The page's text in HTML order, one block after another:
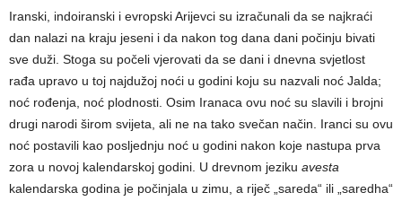
Iranski, indoiranski i evropski Arijevci su izračunali da se najkraći
dan nalazi na kraju jeseni i da nakon tog dana dani počinju bivati
sve duži. Stoga su počeli vjerovati da se dani i dnevna svjetlost
rađa upravo u toj najdužoj noći u godini koju su nazvali noć Jalda;
noć rođenja, noć plodnosti. Osim Iranaca ovu noć su slavili i brojni
drugi narodi širom svijeta, ali ne na tako svečan način. Iranci su ovu
noć postavili kao posljednju noć u godini nakon koje nastupa prva
zora u novoj kalendarskoj godini. U drevnom jeziku avesta
kalendarska godina je počinjala u zimu, a riječ „sareda“ ili „saredha“